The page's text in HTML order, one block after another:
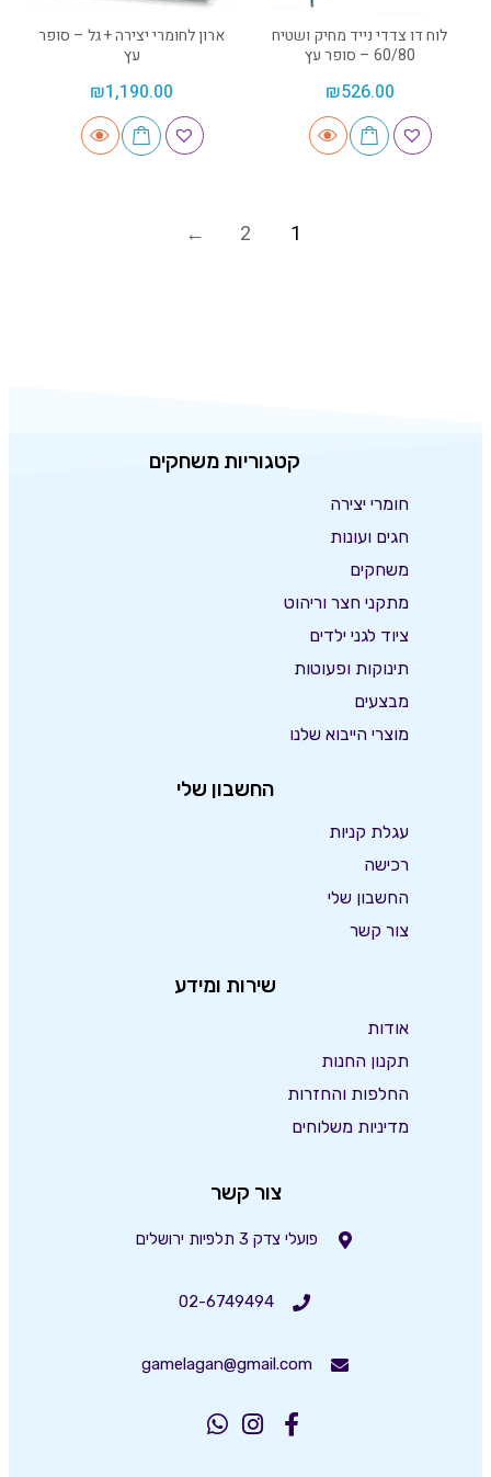
לוח דו צדדי נייד מחיק ושטיח
60/80 – סופר עץ
₪526.00
ארון לחומרי יצירה + גל – סופר
עץ
₪1,190.00
1
2
קטגוריות משחקים
חומרי יצירה
חגים ועונות
משחקים
מתקני חצר וריהוט
ציוד לגני ילדים
תינוקות ופעוטות
מבצעים
מוצרי הייבוא שלנו
החשבון שלי
עגלת קניות
רכישה
החשבון שלי
צור קשר
שירות ומידע
אודות
תקנון החנות
החלפות והחזרות
מדיניות משלוחים
צור קשר
פועלי צדק 3 תלפיות ירושלים
02-6749494
gamelagan@gmail.com